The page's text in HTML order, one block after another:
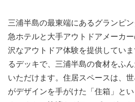
三浦半島の最東端にあるグランピ
急ホテルと大手アウトドアメーカ
沢なアウトドア体験を提供してい
るデッキで、三浦半島の食材をふ
いただけます。住居スペースは、
がデザインを手がけた「住箱」と